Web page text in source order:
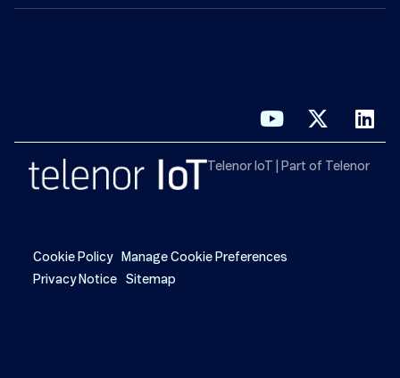
Telenor IoT | Part of Telenor
Cookie Policy
Manage Cookie Preferences
Privacy Notice
Sitemap